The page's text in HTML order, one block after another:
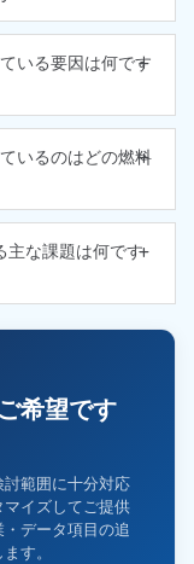
いる要因は何です
いるのはどの燃料
主な課題は何です
希望です
範囲に十分対応
イズしてご提供
データ項目の追
す。